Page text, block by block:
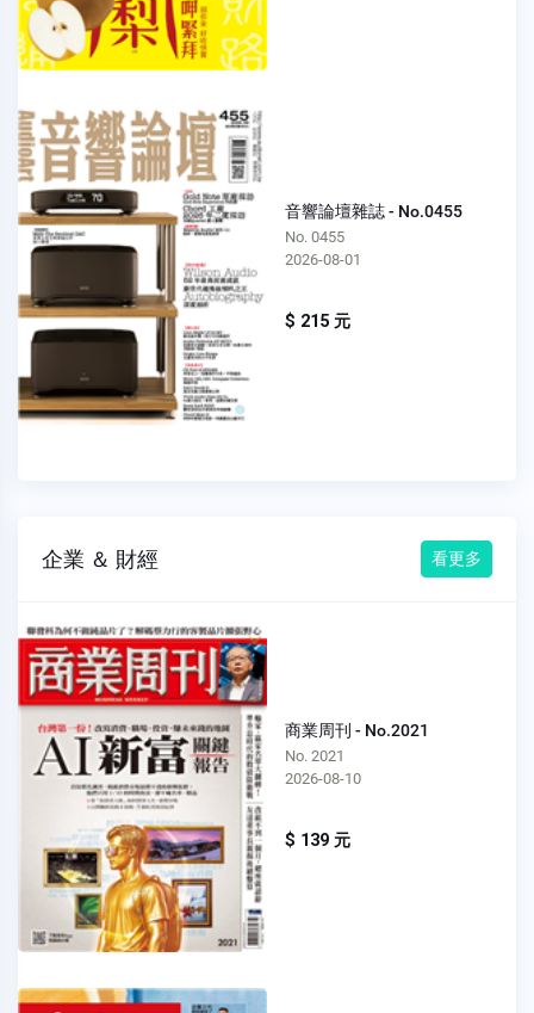
音響論壇雜誌 - No.0455
No. 0455
2026-08-01
$ 215 元
企業 ＆ 財經 看更多
商業周刊 - No.2021
No. 2021
2026-08-10
$ 139 元